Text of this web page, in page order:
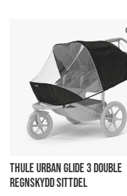
THULE URBAN GLIDE 3 DOUBLE
REGNSKYDD SITTDEL